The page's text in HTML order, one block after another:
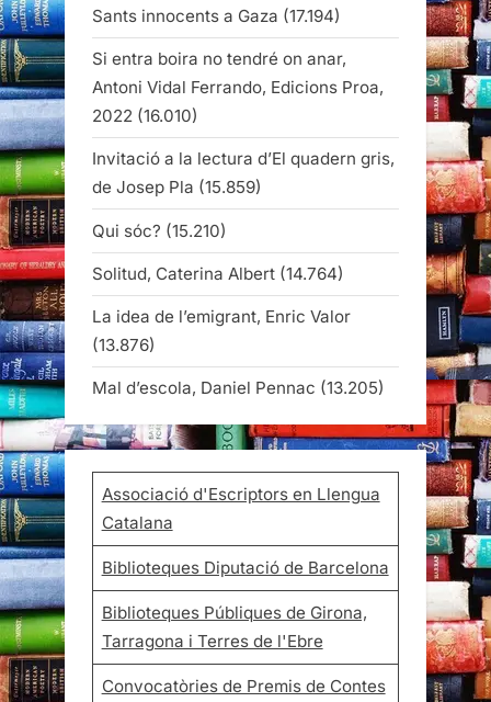
Sants innocents a Gaza (17.194)
Si entra boira no tendré on anar,
Antoni Vidal Ferrando, Edicions Proa,
2022 (16.010)
Invitació a la lectura d’El quadern gris,
de Josep Pla (15.859)
Qui sóc? (15.210)
Solitud, Caterina Albert (14.764)
La idea de l’emigrant, Enric Valor
(13.876)
Mal d’escola, Daniel Pennac (13.205)
Associació d'Escriptors en Llengua
Catalana
Biblioteques Diputació de Barcelona
Biblioteques Públiques de Girona,
Tarragona i Terres de l'Ebre
Convocatòries de Premis de Contes